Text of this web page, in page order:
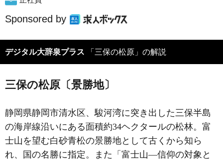
Sponsored by
デジタル大辞泉プラス 「三保の松原」の解説
三保の松原〔景勝地〕
静岡県静岡市清水区、駿河湾に突き出した三保半島
の海岸線沿いにある面積約34ヘクタールの松林。富
士山を望む白砂青松の景勝地として古くから知ら
れ、国の名勝に指定。また「富士山―信仰の対象と